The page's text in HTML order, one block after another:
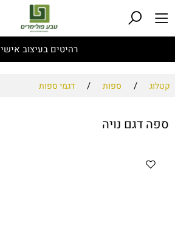
רהיטים בעיצוב אישי
קטלוג / ספות / דגמי ספות
ספה דגם נויה